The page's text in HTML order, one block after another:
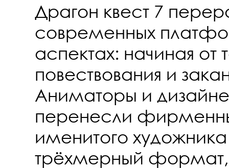
Драгон квест 7
современных
аспектах: начиная от
повествования и
Аниматоры и
перенесли
именитого
трёхмерный формат,